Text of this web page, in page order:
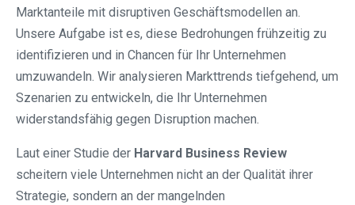
Marktanteile mit disruptiven Geschäftsmodellen an.
Unsere Aufgabe ist es, diese Bedrohungen frühzeitig zu
identifizieren und in Chancen für Ihr Unternehmen
umzuwandeln. Wir analysieren Markttrends tiefgehend, um
Szenarien zu entwickeln, die Ihr Unternehmen
widerstandsfähig gegen Disruption machen.
Laut einer Studie der Harvard Business Review
scheitern viele Unternehmen nicht an der Qualität ihrer
Strategie, sondern an der mangelnden